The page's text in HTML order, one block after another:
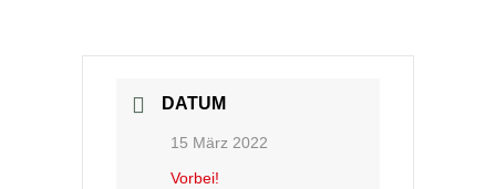
DATUM
15 März 2022
Vorbei!